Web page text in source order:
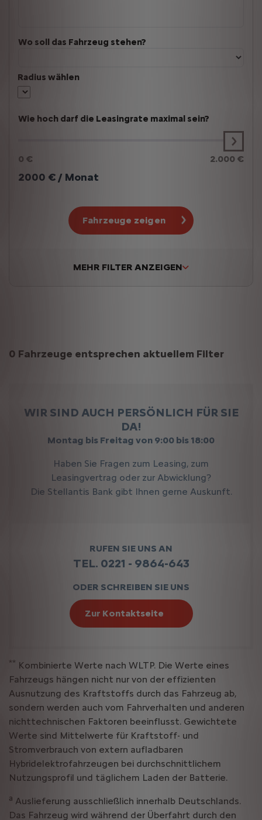
Wo soll das Fahrzeug stehen?
Radius wählen
Wie hoch darf die Leasingrate maximal sein?
0 € 2.000 €
2000 € / Monat
Fahrzeuge zeigen
MEHR FILTER ANZEIGEN
Suchergebnisse
0 Fahrzeuge entsprechen aktuellem Filter
WIR SIND AUCH PERSÖNLICH FÜR SIE
DA!
Montag bis Freitag von 9:00 bis 18:00
Haben Sie Fragen zum Leasing, zum
Leasingvertrag oder zur Abwicklung?
Die Stellantis Bank gibt Ihnen gerne Auskunft.
RUFEN SIE UNS AN
TEL. 0221 - 9864-643
ODER SCHREIBEN SIE UNS
Zur Kontaktseite
** Kombinierte Werte nach WLTP. Die Werte eines
Fahrzeugs hängen nicht nur von der effizienten
Ausnutzung des Kraftstoffs durch das Fahrzeug ab,
sondern werden auch vom Fahrverhalten und anderen
nichttechnischen Faktoren beeinflusst. Gewichtete
Werte sind Mittelwerte für Kraftstoff- und
Stromverbrauch von extern aufladbaren
Hybridelektrofahrzeugen bei durchschnittlichem
Nutzungsprofil und täglichem Laden der Batterie.
a Auslieferung ausschließlich innerhalb Deutschlands.
Das Fahrzeug wird während der Überfahrt durch den